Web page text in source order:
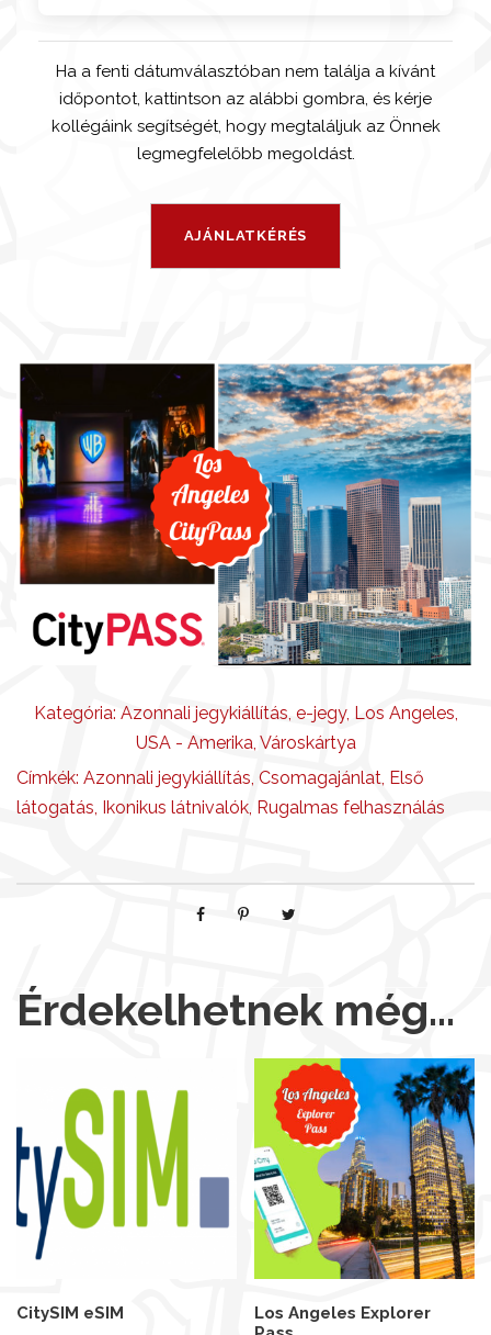
Ha a fenti dátumválasztóban nem találja a kívánt
időpontot, kattintson az alábbi gombra, és kérje
kollégáink segítségét, hogy megtaláljuk az Önnek
legmegfelelőbb megoldást.
Kategória: Azonnali jegykiállítás, e-jegy, Los Angeles,
USA - Amerika, Városkártya
Címkék: Azonnali jegykiállítás, Csomagajánlat, Első
látogatás, Ikonikus látnivalók, Rugalmas felhasználás
Érdekelhetnek még…
CitySIM eSIM
Los Angeles Explorer